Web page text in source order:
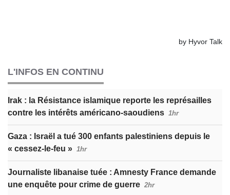
L'INFOS EN CONTINU
Irak : la Résistance islamique reporte les représailles
contre les intérêts américano-saoudiens 1hr
Gaza : Israël a tué 300 enfants palestiniens depuis le
« cessez-le-feu » 1hr
Journaliste libanaise tuée : Amnesty France demande
une enquête pour crime de guerre 2hr